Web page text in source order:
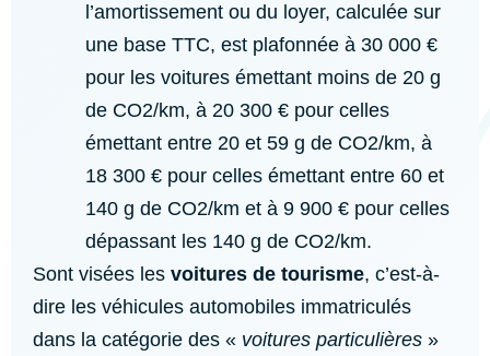
l’amortissement ou du loyer, calculée sur
une base TTC, est plafonnée à 30 000 €
pour les voitures émettant moins de 20 g
de CO2/km, à 20 300 € pour celles
émettant entre 20 et 59 g de CO2/km, à
18 300 € pour celles émettant entre 60 et
140 g de CO2/km et à 9 900 € pour celles
dépassant les 140 g de CO2/km.
Sont visées les voitures de tourisme, c’est-à-
dire les véhicules automobiles immatriculés
dans la catégorie des « voitures particulières »